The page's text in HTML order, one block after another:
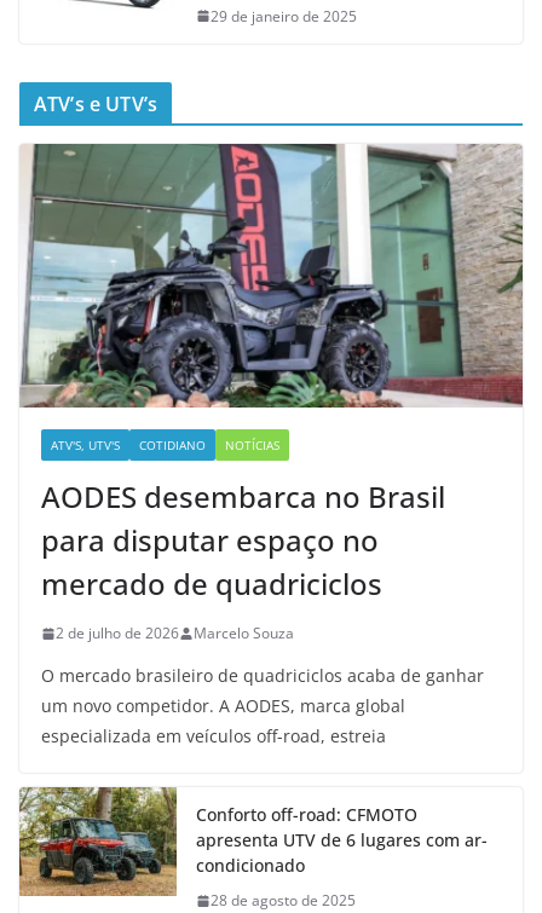
29 de janeiro de 2025
ATV’s e UTV’s
ATV'S, UTV'S COTIDIANO NOTÍCIAS
AODES desembarca no Brasil
para disputar espaço no
mercado de quadriciclos
2 de julho de 2026 Marcelo Souza
O mercado brasileiro de quadriciclos acaba de ganhar
um novo competidor. A AODES, marca global
especializada em veículos off-road, estreia
Conforto off-road: CFMOTO
apresenta UTV de 6 lugares com ar-
condicionado
28 de agosto de 2025